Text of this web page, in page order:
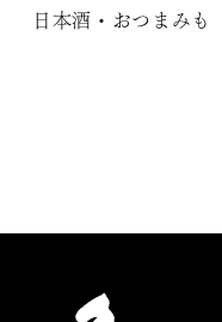
日本酒・おつまみも